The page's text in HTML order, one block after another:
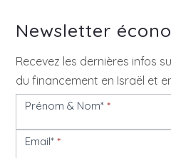
Newsletter
Recevez les dernières infos
du financement en Israël et
Newsletter
Prénom & Nom**
Email**